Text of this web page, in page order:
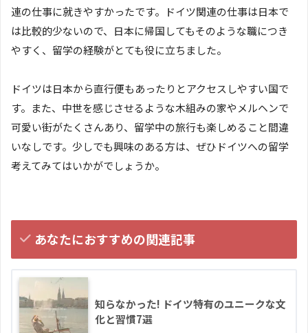
連の仕事に就きやすかったです。ドイツ関連の仕事は日本で
は比較的少ないので、日本に帰国してもそのような職につき
やすく、留学の経験がとても役に立ちました。
ドイツは日本から直行便もあったりとアクセスしやすい国で
す。また、中世を感じさせるような木組みの家やメルヘンで
可愛い街がたくさんあり、留学中の旅行も楽しめること間違
いなしです。少しでも興味のある方は、ぜひドイツへの留学
考えてみてはいかがでしょうか。
あなたにおすすめの関連記事
知らなかった! ドイツ特有のユニークな文
化と習慣7選